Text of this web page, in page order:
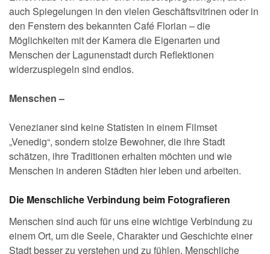
auch Spiegelungen in den vielen Geschäftsvitrinen oder in
den Fenstern des bekannten Café Florian – die
Möglichkeiten mit der Kamera die Eigenarten und
Menschen der Lagunenstadt durch Reflektionen
widerzuspiegeln sind endlos.
Menschen –
Venezianer sind keine Statisten in einem Filmset
„Venedig“, sondern stolze Bewohner, die ihre Stadt
schätzen, ihre Traditionen erhalten möchten und wie
Menschen in anderen Städten hier leben und arbeiten.
Die Menschliche Verbindung beim Fotografieren
Menschen sind auch für uns eine wichtige Verbindung zu
einem Ort, um die Seele, Charakter und Geschichte einer
Stadt besser zu verstehen und zu fühlen. Menschliche